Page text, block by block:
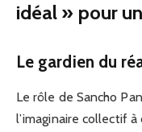
idéal » pour
Le gardien du
Le rôle de Sancho
l’imaginaire collectif